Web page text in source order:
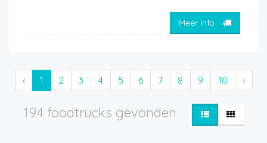
Meer info
‹ 1 2 3 4 5 6 7 8 9 10 ›
194 foodtrucks gevonden